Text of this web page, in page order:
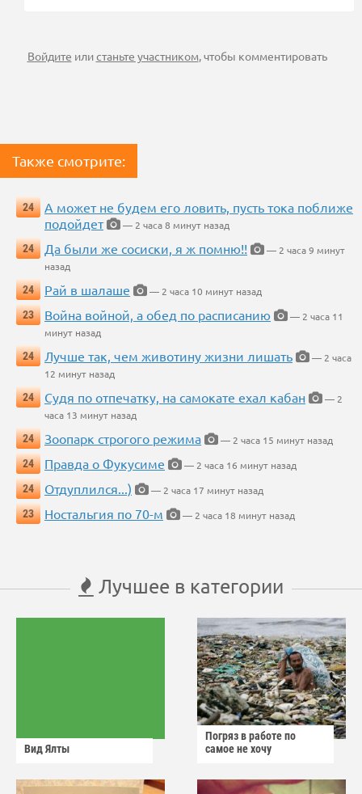
Войдите илистаньте участником, чтобы комментировать
Также смотрите:
24
А может не будем его ловить, пусть тока поближе
подойдет
— 2 часа 8 минут назад
24
Да были же сосиски, я ж помню!!
— 2 часа 9 минут
назад
24
Рай в шалаше
— 2 часа 10 минут назад
23
Война войной, а обед по расписанию
— 2 часа 11
минут назад
24
Лучше так, чем животину жизни лишать
— 2 часа
12 минут назад
24
Судя по отпечатку, на самокате ехал кабан
— 2
часа 13 минут назад
24
Зоопарк строгого режима
— 2 часа 15 минут назад
24
Правда о Фукусиме
— 2 часа 16 минут назад
24
Отдуплился...)
— 2 часа 17 минут назад
23
Ностальгия по 70-м — 2 часа 18 минут назад
Лучшее в категории
Вид Ялты
Погряз в работе по
самое не хочу